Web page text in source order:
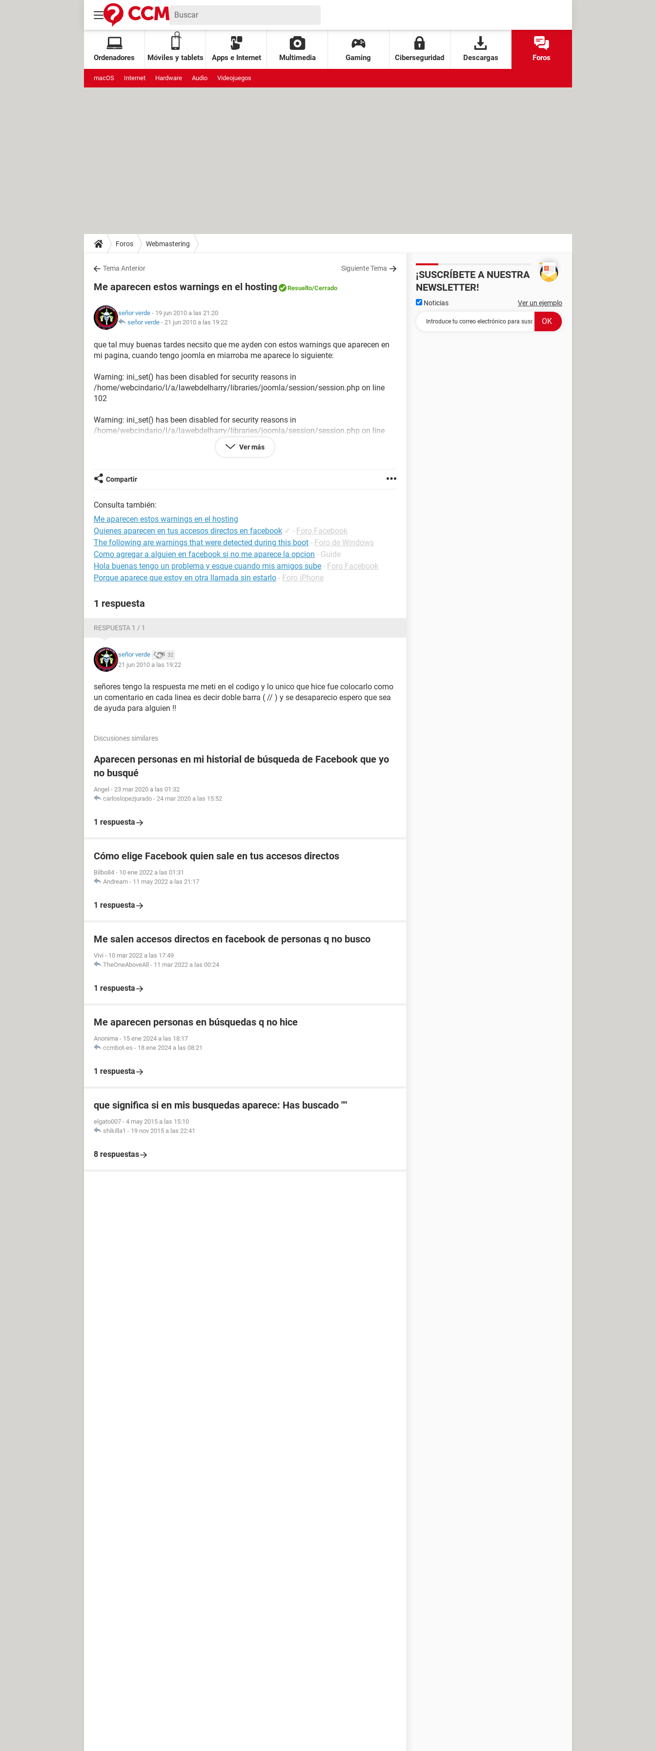
Ordenadores Móviles y tablets Apps e Internet Multimedia Gaming Ciberseguridad Descargas Foros
macOS Internet Hardware Audio Videojuegos
Foros Webmastering
Tema Anterior Siguiente Tema
Me aparecen estos warnings en el hosting Resuelto/Cerrado
señor verde - 19 jun 2010 a las 21:20
señor verde - 21 jun 2010 a las 19:22
que tal muy buenas tardes necsito que me ayden con estos warnings que aparecen en
mi pagina, cuando tengo joomla en miarroba me aparece lo siguiente:
Warning: ini_set() has been disabled for security reasons in
/home/webcindario/l/a/lawebdelharry/libraries/joomla/session/session.php on line
102
Warning: ini_set() has been disabled for security reasons in
/home/webcindario/l/a/lawebdelharry/libraries/joomla/session/session.php on line
/home/webcindario/l/a/lawebdelharry/libraries/joomla/session/session.php on line
688
quisiera poder quitarlos y saber cual es su significado gracias por su ayuda
Ver más
Compartir
Consulta también:
Me aparecen estos warnings en el hosting
Quienes aparecen en tus accesos directos en facebook ✓ - Foro Facebook
The following are warnings that were detected during this boot - Foro de Windows
Como agregar a alguien en facebook si no me aparece la opcion - Guide
Hola buenas tengo un problema y esque cuando mis amigos sube - Foro Facebook
Porque aparece que estoy en otra llamada sin estarlo - Foro iPhone
1 respuesta
RESPUESTA 1 / 1
señor verde 32
21 jun 2010 a las 19:22
señores tengo la respuesta me meti en el codigo y lo unico que hice fue colocarlo como
un comentario en cada linea es decir doble barra ( // ) y se desaparecio espero que sea
de ayuda para alguien !!
Discusiones similares
Aparecen personas en mi historial de búsqueda de Facebook que yo
no busqué
Angel - 23 mar 2020 a las 01:32
carloslopezjurado - 24 mar 2020 a las 15:52
1 respuesta
Cómo elige Facebook quien sale en tus accesos directos
Bilbo84 - 10 ene 2022 a las 01:31
Andream - 11 may 2022 a las 21:17
1 respuesta
Me salen accesos directos en facebook de personas q no busco
Vivi - 10 mar 2022 a las 17:49
TheOneAboveAll - 11 mar 2022 a las 00:24
1 respuesta
Me aparecen personas en búsquedas q no hice
Anonima - 15 ene 2024 a las 18:17
ccmbot-es - 18 ene 2024 a las 08:21
1 respuesta
que significa si en mis busquedas aparece: Has buscado ""
elgato007 - 4 may 2015 a las 15:10
shikilla1 - 19 nov 2015 a las 22:41
8 respuestas
¡SUSCRÍBETE A NUESTRA
NEWSLETTER!
Noticias Ver un ejemplo